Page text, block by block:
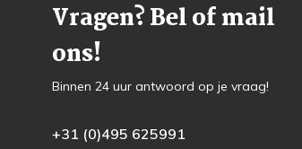
Vragen? Bel of mail
ons!
Binnen 24 uur antwoord op je vraag!
+31 (0)495 625991